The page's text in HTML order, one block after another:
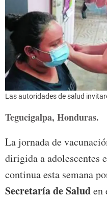
Las autoridades de salud
Tegucigalpa, Honduras.
La jornada de
dirigida a adolescentes
continua esta semana
Secretaría de Saluden